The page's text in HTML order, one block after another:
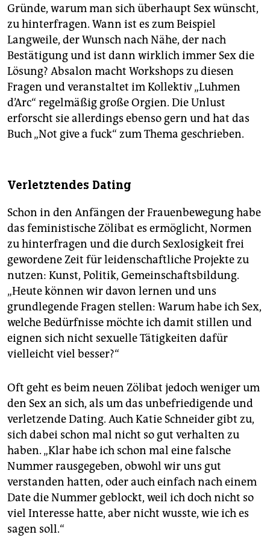
Gründe, warum man sich überhaupt Sex wünscht,
zu hinterfragen. Wann ist es zum Beispiel
Langweile, der Wunsch nach Nähe, der nach
Bestätigung und ist dann wirklich immer Sex die
Lösung? Absalon macht Workshops zu diesen
Fragen und veranstaltet im Kollektiv „Luhmen
d’Arc“ regelmäßig große Orgien. Die Unlust
erforscht sie allerdings ebenso gern und hat das
Buch „Not give a fuck“ zum Thema geschrieben.
Verletztendes Dating
Schon in den Anfängen der Frauenbewegung habe
das feministische Zölibat es ermöglicht, Normen
zu hinterfragen und die durch Sexlosigkeit frei
gewordene Zeit für leidenschaftliche Projekte zu
nutzen: Kunst, Politik, Gemeinschaftsbildung.
„Heute können wir davon lernen und uns
grundlegende Fragen stellen: Warum habe ich Sex,
welche Bedürfnisse möchte ich damit stillen und
eignen sich nicht sexuelle Tätigkeiten dafür
vielleicht viel besser?“
Oft geht es beim neuen Zölibat jedoch weniger um
den Sex an sich, als um das unbefriedigende und
verletzende Dating. Auch Katie Schneider gibt zu,
sich dabei schon mal nicht so gut verhalten zu
haben. „Klar habe ich schon mal eine falsche
Nummer rausgegeben, obwohl wir uns gut
verstanden hatten, oder auch einfach nach einem
Date die Nummer geblockt, weil ich doch nicht so
viel Interesse hatte, aber nicht wusste, wie ich es
sagen soll.“